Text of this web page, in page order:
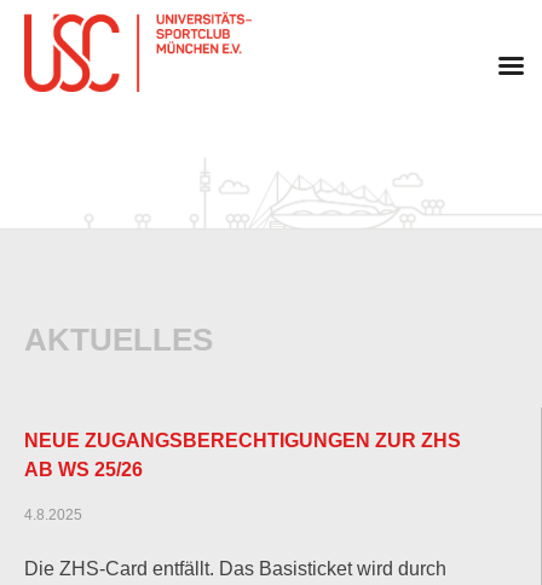
AKTUELLES
NEUE ZUGANGSBERECHTIGUNGEN ZUR ZHS
AB WS 25/26
4.8.2025
Die ZHS-Card entfällt. Das Basisticket wird durch